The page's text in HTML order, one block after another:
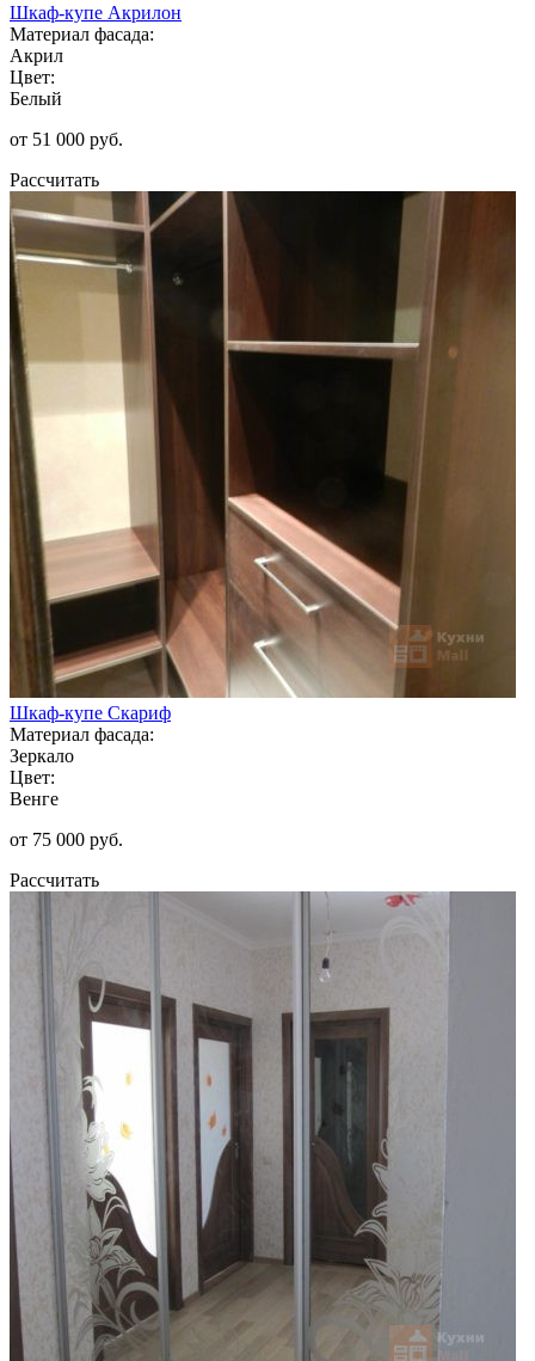
Шкаф-купе Акрилон
Материал фасада:
Акрил
Цвет:
Белый
от 51 000 руб.
Рассчитать
Шкаф-купе Скариф
Материал фасада:
Зеркало
Цвет:
Венге
от 75 000 руб.
Рассчитать